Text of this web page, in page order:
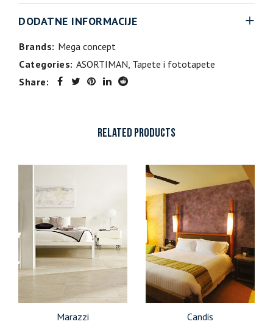
DODATNE INFORMACIJE
Brands: Mega concept
Categories: ASORTIMAN, Tapete i fototapete
Share:
RELATED PRODUCTS
Marazzi Candis